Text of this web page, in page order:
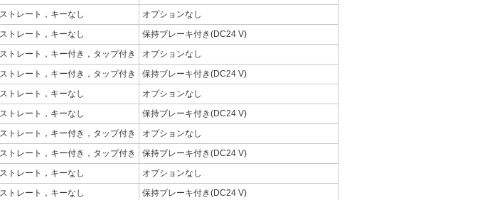
ストレート，キーなし
オプションなし
ストレート，キーなし
保持ブレーキ付き(DC24 V)
ストレート，キー付き，タップ付き
オプションなし
ストレート，キー付き，タップ付き
保持ブレーキ付き(DC24 V)
ストレート，キーなし
オプションなし
ストレート，キーなし
保持ブレーキ付き(DC24 V)
ストレート，キー付き，タップ付き
オプションなし
ストレート，キー付き，タップ付き
保持ブレーキ付き(DC24 V)
ストレート，キーなし
オプションなし
ストレート，キーなし
保持ブレーキ付き(DC24 V)